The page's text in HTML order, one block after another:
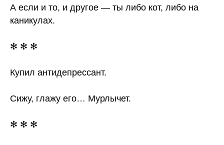
А если и то, и другое — ты либо кот, либо на
каникулах.
✻ ✻ ✻
Купил антидепрессант.
Сижу, глажу его… Мурлычет.
✻ ✻ ✻